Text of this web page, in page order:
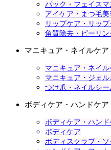
パック・フェイスマ
アイケア・まつ毛美
リップケア・リッ
角質除去・ピーリン
マニキュア・ネイルケア
マニキュア・ネイ
マニキュア・ジェ
つけ爪・ネイルシー
ボディケア・ハンドケア
ボディケア・ハン
ボディケア
ボディスクラブ・